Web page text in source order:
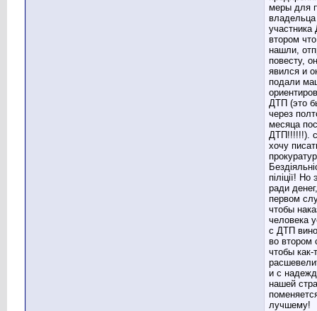
меры для
владельца
втором
нашли,
повесту,
явился и
подали
ДТП (это
через
месяца
ДТП!!!!!!).
хочу
піліції!
ради
первом
чтобы
человека
с ДТП
во втором
чтобы как-
и с
нашей
лучшему!